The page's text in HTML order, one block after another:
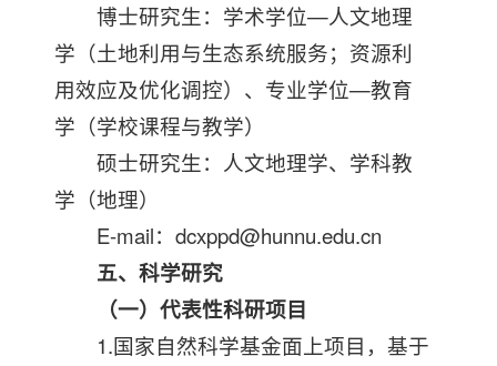
博士研究生：学术学位—人文地理
学（土地利用与生态系统服务；资源利
用效应及优化调控）、专业学位—教育
学（学校课程与教学）
硕士研究生：人文地理学、学科教
学（地理）
E-mail：dcxppd@hunnu.edu.cn
五、科学研究
（一）代表性科研项目
1.国家自然科学基金面上项目，基于